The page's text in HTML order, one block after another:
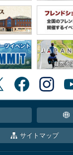
サイトマップ